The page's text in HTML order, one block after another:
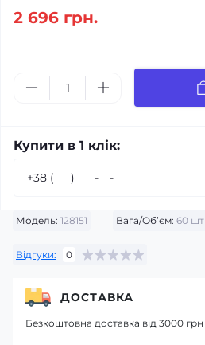
Модель: 128151 Вага/Об’єм: 60 шт
Відгуки: 0
2 696 грн.
Купити в 1 клік:
ДОСТАВКА
Безкоштовна доставка від 3000 грн